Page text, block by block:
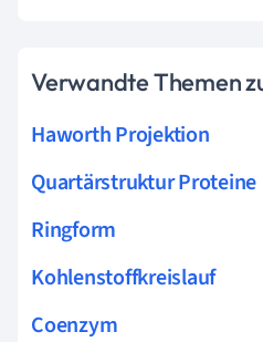
Verwandte Themen
Haworth Projektion
Quartärstruktur Proteine
Ringform
Kohlenstoffkreislauf
Coenzym